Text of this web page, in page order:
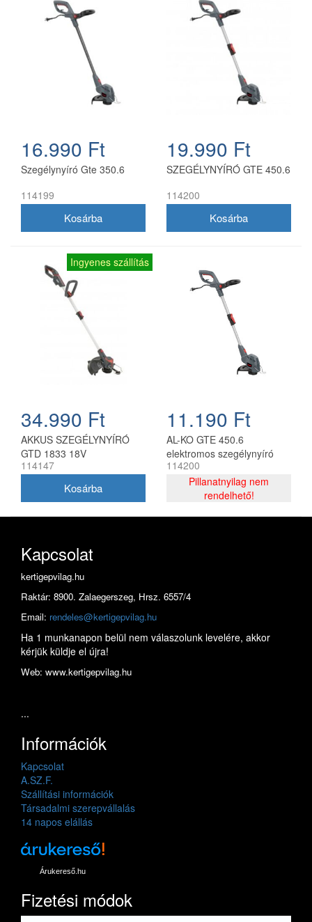
16.990 Ft
Szegélynyíró Gte 350.6
114199
19.990 Ft
SZEGÉLYNYÍRÓ GTE 450.6
114200
Ingyenes szállítás
34.990 Ft
AKKUS SZEGÉLYNYÍRÓ
GTD 1833 18V
114147
11.190 Ft
AL-KO GTE 450.6
elektromos szegélynyíró
450 W 25 cm
114200
Pillanatnyilag nem
rendelhető!
Kapcsolat
kertigepvilag.hu
Raktár: 8900. Zalaegerszeg, Hrsz. 6557/4
Email: rendeles@kertigepvilag.hu
Ha 1 munkanapon belül nem válaszolunk levelére, akkor
kérjük küldje el újra!
Web: www.kertigepvilag.hu
...
Információk
Kapcsolat
A.SZ.F.
Szállítási információk
Társadalmi szerepvállalás
14 napos elállás
Árukereső.hu
Fizetési módok